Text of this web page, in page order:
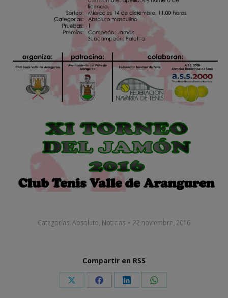
Categorías: Absoluto, Noticias 22 noviembre, 2016
Compartir en RSS
Share Share Share Share